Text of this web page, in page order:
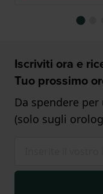
Iscriviti ora e
Tuo prossimo
Da spendere
(solo sugli